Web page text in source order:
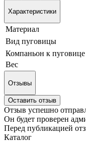
Характеристики
Материал
Вид пуговицы
Компаньон к пуговице
Вес
Отзывы
Оставить отзыв
Отзыв успешно
Он будет проверен
Перед публикацией
Каталог